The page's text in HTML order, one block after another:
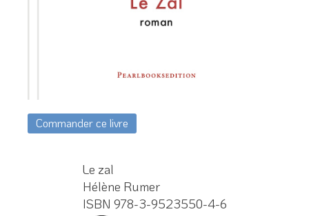
Commander ce livre
Le zal
Hélène Rumer
ISBN 978-3-9523550-4-6